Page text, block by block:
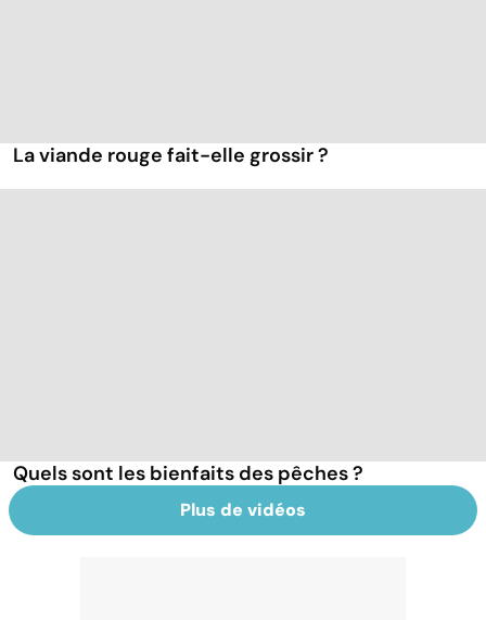
La viande rouge fait-elle grossir ?
Quels sont les bienfaits des pêches ?
Plus de vidéos